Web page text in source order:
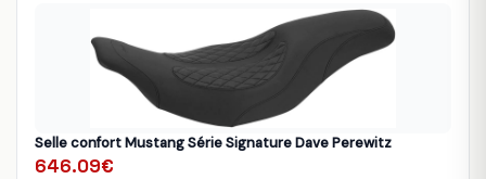
Selle confort Mustang Série Signature Dave Perewitz
646.09€